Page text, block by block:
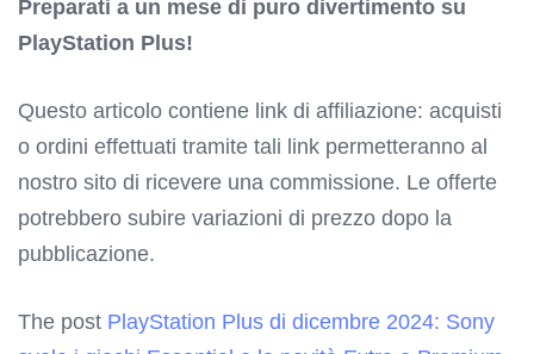
Preparati a un mese di puro divertimento su
PlayStation Plus!
Questo articolo contiene link di affiliazione: acquisti
o ordini effettuati tramite tali link permetteranno al
nostro sito di ricevere una commissione. Le offerte
potrebbero subire variazioni di prezzo dopo la
pubblicazione.
The post PlayStation Plus di dicembre 2024: Sony